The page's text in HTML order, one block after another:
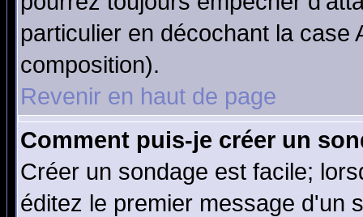
particulier en décochant la
composition).
Revenir en haut de page
Comment puis-je créer un
Créer un sondage est facile;
éditez le premier message d'un